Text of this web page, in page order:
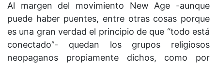
Al margen del movimiento New Age -aunque
puede haber puentes, entre otras cosas porque
es una gran verdad el principio de que “todo está
conectado”- quedan los grupos religiosos
neopaganos propiamente dichos, como por